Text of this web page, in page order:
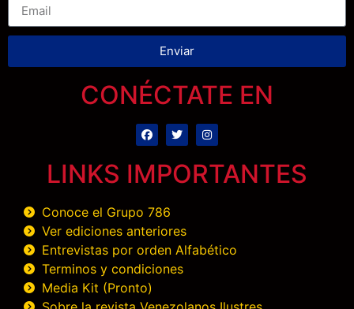
Enviar
CONÉCTATE EN
LINKS IMPORTANTES
Conoce el Grupo 786
Ver ediciones anteriores
Entrevistas por orden Alfabético
Terminos y condiciones
Media Kit (Pronto)